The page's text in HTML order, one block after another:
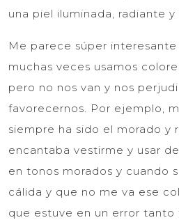
una piel iluminada, radiante y
Me parece súper
muchas veces usamos
pero no nos van y nos
favorecernos. Por ejemplo,
siempre ha sido el morado y
encantaba vestirme y usar
en tonos morados y cuando
cálida y que no me va ese
que estuve en un error